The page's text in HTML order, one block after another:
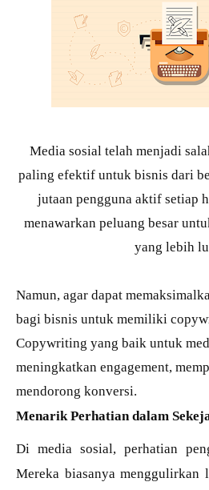
Media sosial telah menjadi
paling efektif untuk bisnis dari
jutaan pengguna aktif setiap
menawarkan peluang besar
yang lebih
Namun, agar dapat
bagi bisnis untuk memiliki
Copywriting yang baik untuk
meningkatkan engagement,
mendorong konversi.
Menarik Perhatian dalam
Di media sosial, perhatian
Mereka biasanya menggulirkan